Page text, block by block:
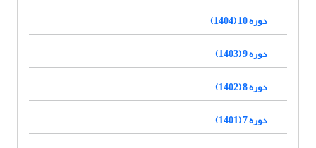
دوره 10 (1404)
دوره 9 (1403)
دوره 8 (1402)
دوره 7 (1401)